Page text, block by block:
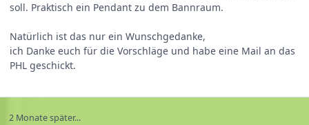
soll. Praktisch ein Pendant zu dem Bannraum.
Natürlich ist das nur ein Wunschgedanke,
ich Danke euch für die Vorschläge und habe eine Mail an das
PHL geschickt.
2 Monate später...